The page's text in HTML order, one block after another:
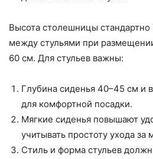
Высота столешницы стандартно
между стульями при
60 см. Для стульев важны:
Глубина сиденья 40–45 см и
для комфортной посадки.
Мягкие сиденья повышают
учитывать простоту ухода за
Стиль и форма стульев